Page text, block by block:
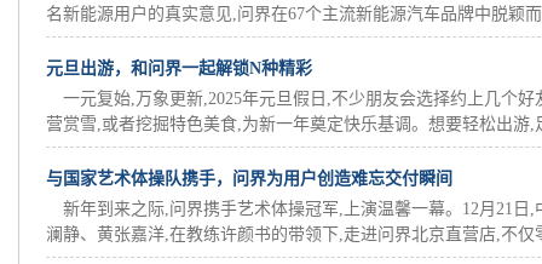
名新能源用户的真实意见,问界在67个主流新能源汽车品牌中脱颖
元旦出游，和问界一起解锁N种精彩
一元复始,万象更新,2025年元旦假日,不少朋友会选择约上几个
营赏雪,或者挖掘特色美食,为新一年奠定快乐基调。想要轻松出游,
与国家艺术体操队携手，问界为用户创造难忘交付瞬间
新年到来之际,问界携手艺术体操冠军,上演温馨一幕。12月21日
澜静、黄张嘉洋,在教练许颜书的带领下,走进问界北京直营店,不仅